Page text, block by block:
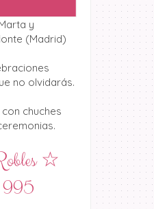
y
(Madrid)
no olvidarás.
chuches
☆